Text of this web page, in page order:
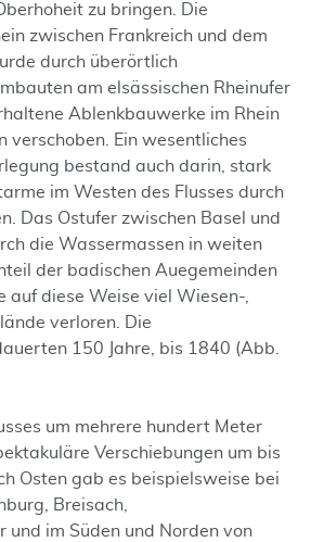
zu bringen. Die
zwischen Frankreich und dem
durch überörtlich
am elsässischen Rheinufer
Ablenkbauwerke im Rhein
verschoben. Ein wesentliches
bestand auch darin, stark
im Westen des Flusses durch
Das Ostufer zwischen Basel und
die Wassermassen in weiten
der badischen Auegemeinden
auf diese Weise viel Wiesen-,
verloren. Die
150 Jahre, bis 1840 (Abb.
um mehrere hundert Meter
Verschiebungen um bis
Osten gab es beispielsweise bei
Breisach,
im Süden und Norden von